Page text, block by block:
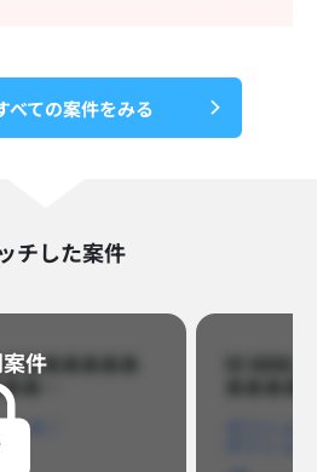
べての案件をみる
チした案件
ああああああ
あ…​
ンB
件​ ID